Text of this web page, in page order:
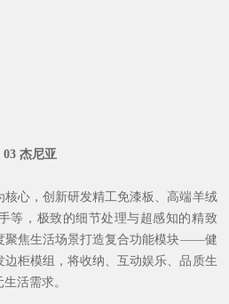
03 杰尼亚
心，创新研发精工免漆板、高端羊绒
等，极致的细节处理与超感知的精致
聚焦生活场景打造复合功能模块——健
柜模组，将收纳、互动娱乐、品质生
活需求。